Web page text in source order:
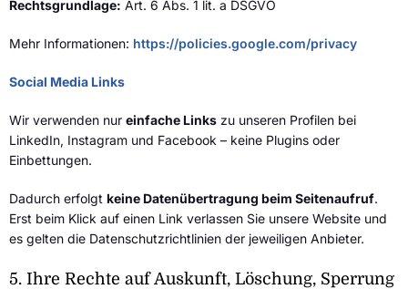
Rechtsgrundlage: Art. 6 Abs. 1 lit. a DSGVO
Mehr Informationen: https://policies.google.com/privacy
Social Media Links
Wir verwenden nur einfache Links zu unseren Profilen bei
LinkedIn, Instagram und Facebook – keine Plugins oder
Einbettungen.
Dadurch erfolgt keine Datenübertragung beim Seitenaufruf.
Erst beim Klick auf einen Link verlassen Sie unsere Website und
es gelten die Datenschutzrichtlinien der jeweiligen Anbieter.
5. Ihre Rechte auf Auskunft, Löschung, Sperrung